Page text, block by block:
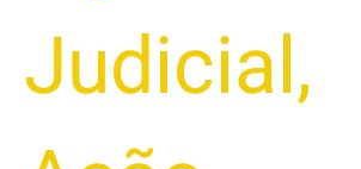
Judicial ,